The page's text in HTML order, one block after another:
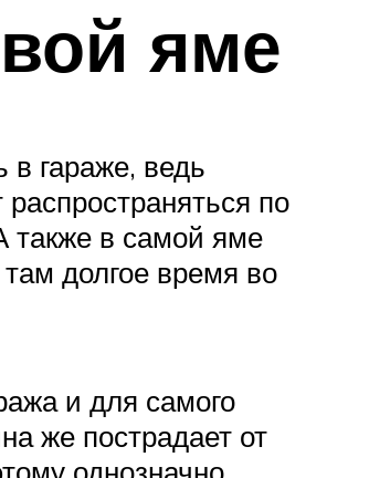
яме
гараже, ведь
по
также в самой яме
долгое время во
и для самого
же пострадает от
однозначно,